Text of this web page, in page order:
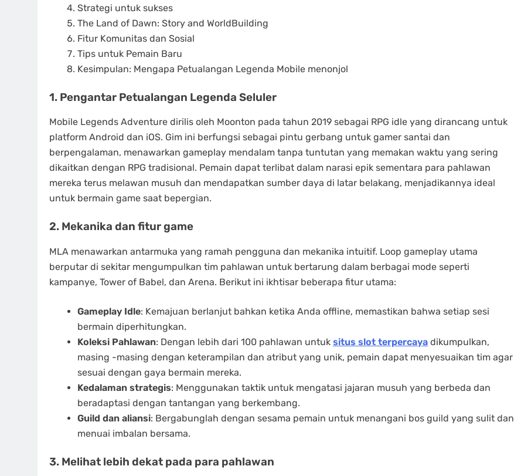
Strategi untuk sukses
The Land of Dawn: Story and WorldBuilding
Fitur Komunitas dan Sosial
Tips untuk Pemain Baru
Kesimpulan: Mengapa Petualangan Legenda Mobile menonjol
1. Pengantar Petualangan Legenda Seluler
Mobile Legends Adventure dirilis oleh Moonton pada tahun 2019 sebagai RPG idle yang dirancang untuk
platform Android dan iOS. Gim ini berfungsi sebagai pintu gerbang untuk gamer santai dan
berpengalaman, menawarkan gameplay mendalam tanpa tuntutan yang memakan waktu yang sering
dikaitkan dengan RPG tradisional. Pemain dapat terlibat dalam narasi epik sementara para pahlawan
mereka terus melawan musuh dan mendapatkan sumber daya di latar belakang, menjadikannya ideal
untuk bermain game saat bepergian.
2. Mekanika dan fitur game
MLA menawarkan antarmuka yang ramah pengguna dan mekanika intuitif. Loop gameplay utama
berputar di sekitar mengumpulkan tim pahlawan untuk bertarung dalam berbagai mode seperti
kampanye, Tower of Babel, dan Arena. Berikut ini ikhtisar beberapa fitur utama:
Gameplay Idle: Kemajuan berlanjut bahkan ketika Anda offline, memastikan bahwa setiap sesi
bermain diperhitungkan.
Koleksi Pahlawan: Dengan lebih dari 100 pahlawan untuk situs slot terpercaya dikumpulkan,
masing -masing dengan keterampilan dan atribut yang unik, pemain dapat menyesuaikan tim agar
sesuai dengan gaya bermain mereka.
Kedalaman strategis: Menggunakan taktik untuk mengatasi jajaran musuh yang berbeda dan
beradaptasi dengan tantangan yang berkembang.
Guild dan aliansi: Bergabunglah dengan sesama pemain untuk menangani bos guild yang sulit dan
menuai imbalan bersama.
3. Melihat lebih dekat pada para pahlawan